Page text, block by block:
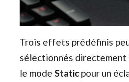
Trois effets prédéfinis
sélectionnés directement
le mode Static pour un